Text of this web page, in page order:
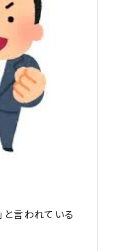
」と言われている